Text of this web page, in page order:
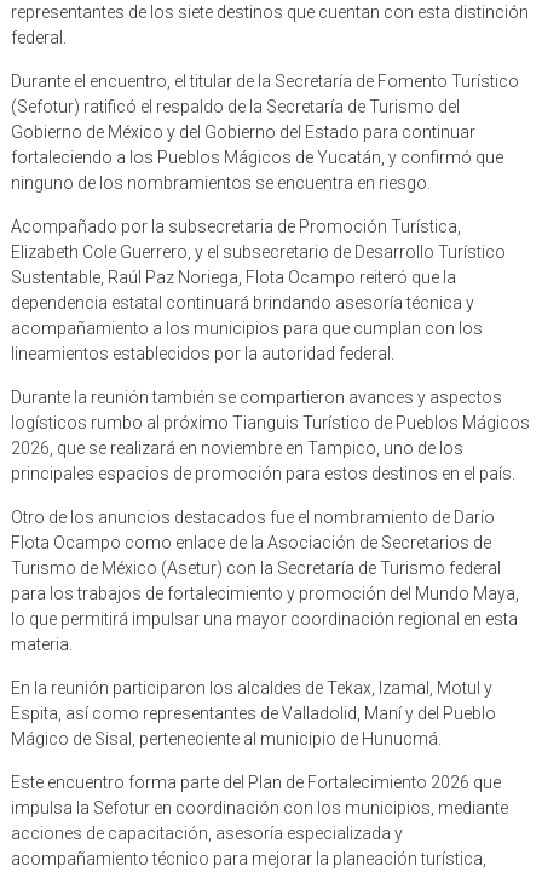
representantes de los siete destinos que cuentan con esta distinción
federal.
Durante el encuentro, el titular de la Secretaría de Fomento Turístico
(Sefotur) ratificó el respaldo de la Secretaría de Turismo del
Gobierno de México y del Gobierno del Estado para continuar
fortaleciendo a los Pueblos Mágicos de Yucatán, y confirmó que
ninguno de los nombramientos se encuentra en riesgo.
Acompañado por la subsecretaria de Promoción Turística,
Elizabeth Cole Guerrero, y el subsecretario de Desarrollo Turístico
Sustentable, Raúl Paz Noriega, Flota Ocampo reiteró que la
dependencia estatal continuará brindando asesoría técnica y
acompañamiento a los municipios para que cumplan con los
lineamientos establecidos por la autoridad federal.
Durante la reunión también se compartieron avances y aspectos
logísticos rumbo al próximo Tianguis Turístico de Pueblos Mágicos
2026, que se realizará en noviembre en Tampico, uno de los
principales espacios de promoción para estos destinos en el país.
Otro de los anuncios destacados fue el nombramiento de Darío
Flota Ocampo como enlace de la Asociación de Secretarios de
Turismo de México (Asetur) con la Secretaría de Turismo federal
para los trabajos de fortalecimiento y promoción del Mundo Maya,
lo que permitirá impulsar una mayor coordinación regional en esta
materia.
En la reunión participaron los alcaldes de Tekax, Izamal, Motul y
Espita, así como representantes de Valladolid, Maní y del Pueblo
Mágico de Sisal, perteneciente al municipio de Hunucmá.
Este encuentro forma parte del Plan de Fortalecimiento 2026 que
impulsa la Sefotur en coordinación con los municipios, mediante
acciones de capacitación, asesoría especializada y
acompañamiento técnico para mejorar la planeación turística,